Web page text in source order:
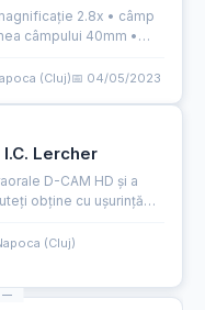
2.8x • câmp
câmpului 40mm •
dioptriei opțională
(Cluj)📅 04/05/2023
Lercher
D-CAM HD și a
obține cu ușurință
cu pacientul și le puteți
(Cluj)